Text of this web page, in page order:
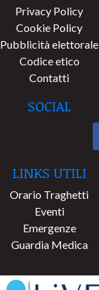
Privacy Policy
Cookie Policy
Pubblicità elettorale
Codice etico
Contatti
SOCIAL
LINKS UTILI
Orario Traghetti
Eventi
Emergenze
Guardia Medica